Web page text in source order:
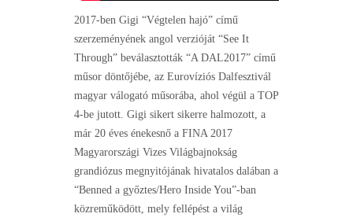
2017-ben Gigi “Végtelen hajó” című
szerzeményének angol verzióját “See It
Through” beválasztották “A DAL2017” című
műsor döntőjébe, az Eurovíziós Dalfesztivál
magyar válogató műsorába, ahol végül a TOP
4-be jutott. Gigi sikert sikerre halmozott, a
már 20 éves énekesnő a FINA 2017
Magyarországi Vizes Világbajnokság
grandiózus megnyitójának hivatalos dalában a
“Benned a győztes/Hero Inside You”-ban
közreműködött, mely fellépést a világ